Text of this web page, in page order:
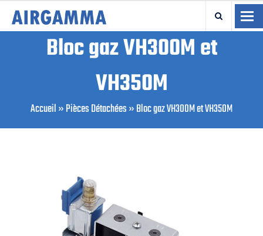
Bloc gaz VH300M et
VH350M
Accueil»Pièces Détachées»Bloc gaz VH300M et VH350M